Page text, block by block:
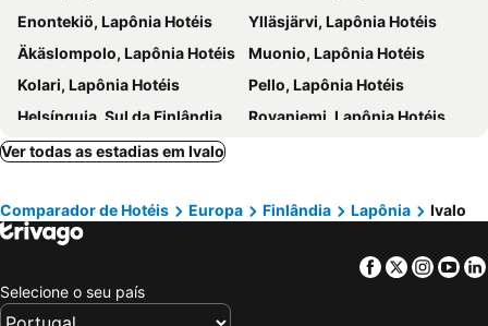
Enontekiö, Lapônia Hotéis
Ylläsjärvi, Lapônia Hotéis
Äkäslompolo, Lapônia Hotéis
Muonio, Lapônia Hotéis
Kolari, Lapônia Hotéis
Pello, Lapônia Hotéis
Helsínquia, Sul da Finlândia Hotéis
Rovaniemi, Lapônia Hotéis
Vantaa, Sul da Finlândia Hotéis
Kemijärvi, Lapônia Hotéis
Ver todas as estadias em Ivalo
Comparador de Hotéis Europa Finlândia Lapônia Ivalo
Facebook
Twitter
Selecione o seu país